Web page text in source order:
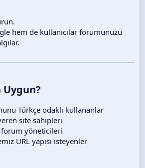
hem de kullanıcılar forumunuzu
Türkçe odaklı kullananlar
site sahipleri
yöneticileri
URL yapısı isteyenler